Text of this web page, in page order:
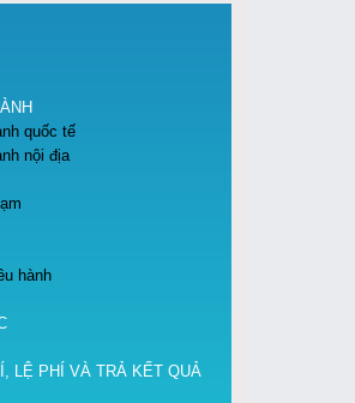
quốc tế
nội địa
hành
LỆ PHÍ VÀ TRẢ KẾT QUẢ